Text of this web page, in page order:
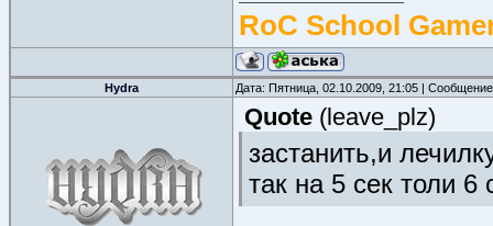
RoC School
Hydra Дата: Пятница, 02.10.2009, 21:05 |
Quote (leave_plz)
застанить,и
так на 5 сек толи 6